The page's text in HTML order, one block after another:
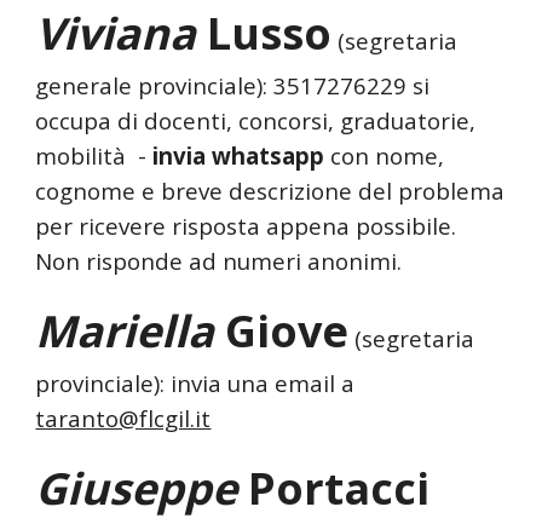
VivianaLusso (segretaria
generale provinciale): 3517276229 si
occupa di docenti, concorsi, graduatorie,
mobilità - invia whatsapp con nome,
cognome e breve descrizione del problema
per ricevere risposta appena possibile.
Non risponde ad numeri anonimi.
MariellaGiove (segretaria
provinciale): invia una email a
taranto@flcgil.it
Giuseppe Portacci